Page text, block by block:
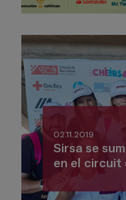
02.11.2019
Sirsa se
en el circuit